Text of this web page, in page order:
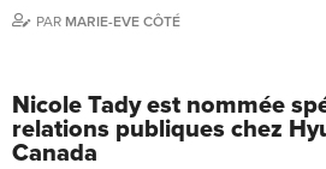
PAR MARIE-EVE CÔTÉ
Nicole Tady est nommée
relations publiques chez
Canada